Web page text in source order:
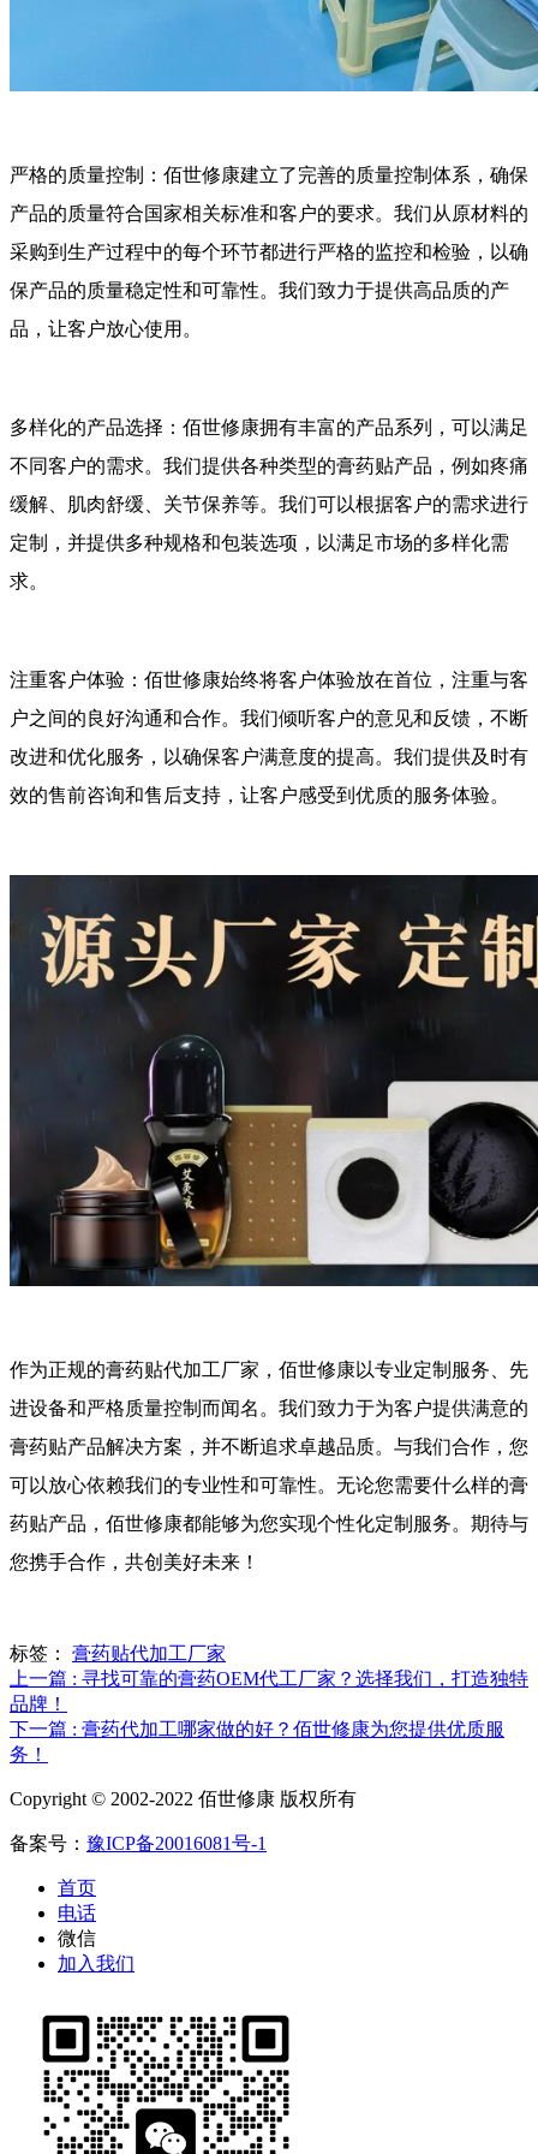
严格的质量控制：佰世修康建立了完善的质量控制体系，确保
产品的质量符合国家相关标准和客户的要求。我们从原材料的
采购到生产过程中的每个环节都进行严格的监控和检验，以确
保产品的质量稳定性和可靠性。我们致力于提供高品质的产
品，让客户放心使用。
多样化的产品选择：佰世修康拥有丰富的产品系列，可以满足
不同客户的需求。我们提供各种类型的膏药贴产品，例如疼痛
缓解、肌肉舒缓、关节保养等。我们可以根据客户的需求进行
定制，并提供多种规格和包装选项，以满足市场的多样化需
求。
注重客户体验：佰世修康始终将客户体验放在首位，注重与客
户之间的良好沟通和合作。我们倾听客户的意见和反馈，不断
改进和优化服务，以确保客户满意度的提高。我们提供及时有
效的售前咨询和售后支持，让客户感受到优质的服务体验。
作为正规的膏药贴代加工厂家，佰世修康以专业定制服务、先
进设备和严格质量控制而闻名。我们致力于为客户提供满意的
膏药贴产品解决方案，并不断追求卓越品质。与我们合作，您
可以放心依赖我们的专业性和可靠性。无论您需要什么样的膏
药贴产品，佰世修康都能够为您实现个性化定制服务。期待与
您携手合作，共创美好未来！
标签：
膏药贴代加工厂家
上一篇 : 寻找可靠的膏药OEM代工厂家？选择我们，打造独特
品牌！
下一篇 : 膏药代加工哪家做的好？佰世修康为您提供优质服
务！
Copyright © 2002-2022 佰世修康 版权所有
备案号： 豫ICP备20016081号-1
首页
电话
微信
加入我们